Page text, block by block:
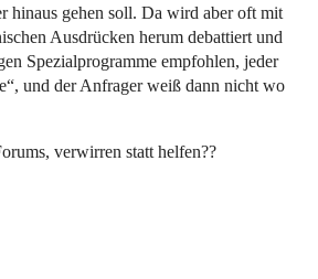
hinaus gehen soll. Da wird aber oft mit
Ausdrücken herum debattiert und
Spezialprogramme empfohlen, jeder
und der Anfrager weiß dann nicht wo
verwirren statt helfen??